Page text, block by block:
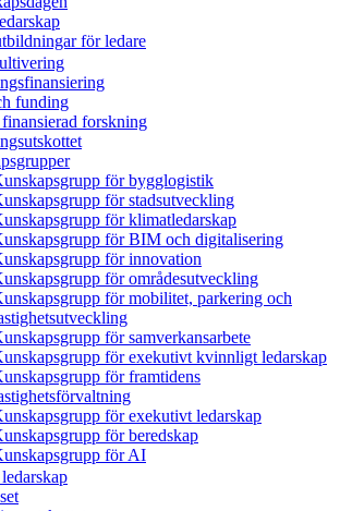
för ledare
funding
forskning
för bygglogistik
för stadsutveckling
för klimatledarskap
för BIM och digitalisering
för innovation
för områdesutveckling
för mobilitet, parkering och
för samverkansarbete
för exekutivt kvinnligt ledarskap
för framtidens
för exekutivt ledarskap
för beredskap
för AI